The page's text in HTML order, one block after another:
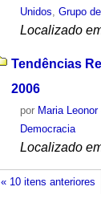
Unidos ,Grupo
Localizado
Tendências
2006
por Maria
Democracia
Localizado
« 10 itens anteriores